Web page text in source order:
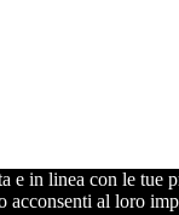
in linea con le tue
acconsenti al loro